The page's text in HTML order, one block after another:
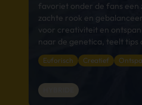
favoriet onder de fans een
zachte rook en
voor creativiteit en
naar de genetica, teelt
Euforisch Creatief